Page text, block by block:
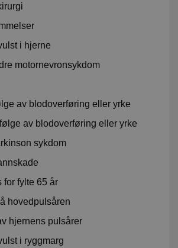
i hjerne
motornevronsykdom
av blodoverføring eller yrke
av blodoverføring eller yrke
sykdom
for fylte 65 år
hovedpulsåren
hjernens pulsårer
i ryggmarg